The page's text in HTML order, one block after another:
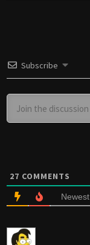
Subscribe
27 COMMENTS
Newest